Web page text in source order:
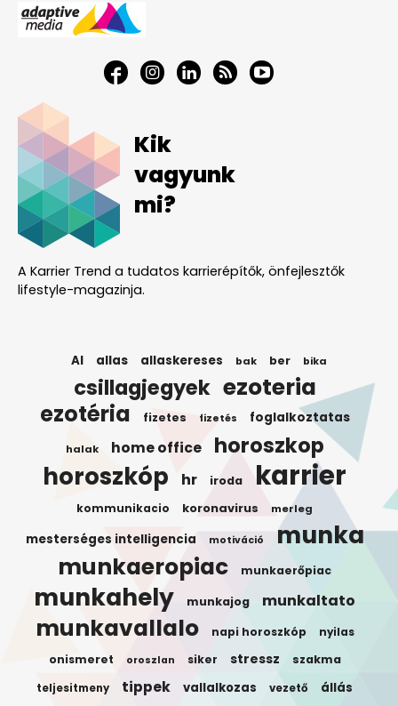
Kik
vagyunk
mi?
A Karrier Trend a tudatos karrierépítők, önfejlesztők
lifestyle-magazinja.
AI allas allaskereses bak ber bika
csillagjegyek ezoteria
ezotéria fizetes fizetés foglalkoztatas
halak home office horoszkop
horoszkóp hr iroda karrier
kommunikacio koronavirus merleg
mesterséges intelligencia motiváció munka
munkaeropiac munkaerőpiac
munkahely munkajog munkaltato
munkavallalo napi horoszkóp nyilas
onismeret oroszlan siker stressz szakma
teljesitmeny tippek vallalkozas vezető állás